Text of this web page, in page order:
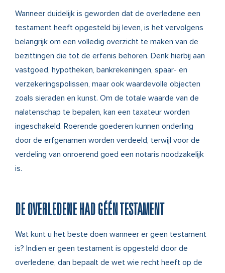
Wanneer duidelijk is geworden dat de overledene een
testament heeft opgesteld bij leven, is het vervolgens
belangrijk om een volledig overzicht te maken van de
bezittingen die tot de erfenis behoren. Denk hierbij aan
vastgoed, hypotheken, bankrekeningen, spaar- en
verzekeringspolissen, maar ook waardevolle objecten
zoals sieraden en kunst. Om de totale waarde van de
nalatenschap te bepalen, kan een taxateur worden
ingeschakeld. Roerende goederen kunnen onderling
door de erfgenamen worden verdeeld, terwijl voor de
verdeling van onroerend goed een notaris noodzakelijk
is.
DE OVERLEDENE HAD GÉÉN TESTAMENT
Wat kunt u het beste doen wanneer er geen testament
is? Indien er geen testament is opgesteld door de
overledene, dan bepaalt de wet wie recht heeft op de